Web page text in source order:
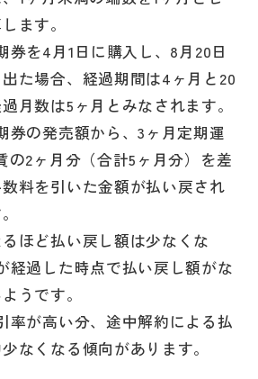
ます。
券を4月1日に購入し、8月20日
た場合、経過期間は4ヶ月と20
月数は5ヶ月とみなされます。
券の発売額から、3ヶ月定期運
の2ヶ月分（合計5ヶ月分）を差
料を引いた金額が払い戻され
ほど払い戻し額は少なくな
経過した時点で払い戻し額がな
うです。
率が高い分、途中解約による払
なくなる傾向があります。